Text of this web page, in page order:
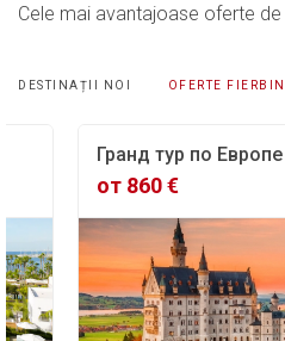
Cele mai avantajoase oferte
DESTINAȚII NOI OFERTE
Гранд тур по Европе
от 860 €